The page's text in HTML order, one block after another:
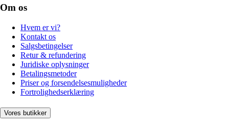
Om os
Hvem er vi?
Kontakt os
Salgsbetingelser
Retur & refundering
Juridiske oplysninger
Betalingsmetoder
Priser og forsendelsesmuligheder
Fortrolighedserklæring
Vores butikker